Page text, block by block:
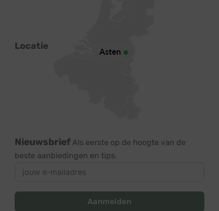
Locatie
Nieuwsbrief Als eerste op de hoogte van de
beste aanbiedingen en tips.
Aanmelden